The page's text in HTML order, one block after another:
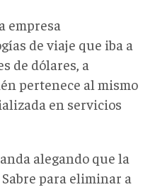
empresa
de viaje que iba a
de dólares, a
pertenece al mismo
en servicios
alegando que la
para eliminar a